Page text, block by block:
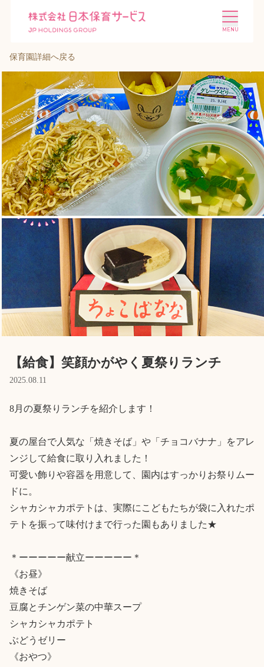
施設を探す 選ばれる理由
会社概要 ニュース
投資家情報 採用情報
Language
ホーム
利用者の声
プライバシーポリシー
保育園詳細へ戻る
【給食】笑顔かがやく夏祭りランチ
2025.08.11
8月の夏祭りランチを紹介します！
夏の屋台で人気な「焼きそば」や「チョコバナナ」をアレ
ンジして給食に取り入れました！
可愛い飾りや容器を用意して、園内はすっかりお祭りムー
ドに。
シャカシャカポテトは、実際にこどもたちが袋に入れたポ
テトを振って味付けまで行った園もありました★
＊ーーーーー献立ーーーーー＊
《お昼》
焼きそば
豆腐とチンゲン菜の中華スープ
シャカシャカポテト
ぶどうゼリー
《おやつ》